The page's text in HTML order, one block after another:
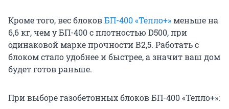
Кроме того, вес блоковБП-400 «Тепло+»меньше на
6,6 кг, чем у БП-400 с плотностью D500, при
одинаковой марке прочности В2,5. Работать с
блоком стало удобнее и быстрее, а значит ваш дом
будет готов раньше.
При выборе газобетонных блоков БП-400 «Тепло+»: